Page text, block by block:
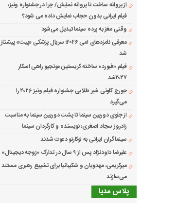
از پروانه ساخت تا پروانه نمایش/ چرا در جشنواره ونیز،
فیلم ایرانی بدون حجاب نمایش داده می شود؟
وقتی مغز به پرده سینما تبدیل می‌شود
معرفی نامزدهای امی ۲۰۲۶؛ سریال پزشکی «پیت» پیشتاز
شد
فیلم «فیورد» ساخته کریستین مونجیو راهی اسکار
۲۰۲۷شد
جورج کلونی شیر طلایی جشنواره فیلم ونیز ۲۰۲۶ را
می‌گیرد
از جلوی دوربین سینما تا پشت دوربین سینما به مناسبت
زادروز سجاد اصغری؛ نویسنده و کارگردان سینما
سینماگران ایرانی به لوکارنو دعوت شدند
علیرضا داودنژاد پس از ۹ سال در تدارک «زوجه دیجیتال»
میرکریمی، مهدویان و شکیبانیا برای تشییع رهبری مستند
می‌سازند
پلاس مدیا